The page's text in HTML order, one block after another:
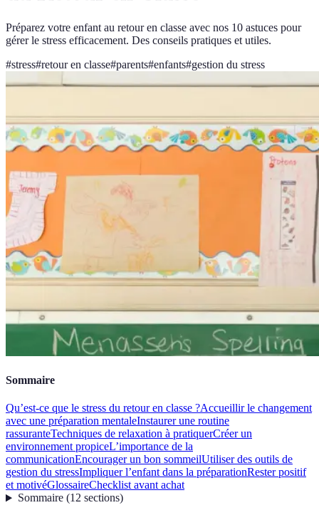
Préparez votre enfant au retour en classe avec nos 10 astuces pour
gérer le stress efficacement. Des conseils pratiques et utiles.
#stress#retour en classe#parents#enfants#gestion du stress
Sommaire
Qu’est-ce que le stress du retour en classe ?Accueillir le changement
avec une préparation mentaleInstaurer une routine
rassuranteTechniques de relaxation à pratiquerCréer un
environnement propiceL’importance de la
communicationEncourager un bon sommeilUtiliser des outils de
gestion du stressImpliquer l’enfant dans la préparationRester positif
et motivéGlossaireChecklist avant achat
Sommaire(12 sections)